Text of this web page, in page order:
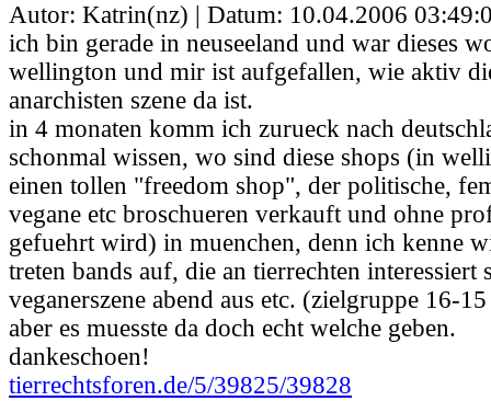
Autor: Katrin(nz) | Datum: 10.04.2006
ich bin gerade in neuseeland und war dieses
wellington und mir ist aufgefallen, wie aktiv
anarchisten szene da ist.
in 4 monaten komm ich zurueck nach
schonmal wissen, wo sind diese shops (in
einen tollen "freedom shop", der politische,
vegane etc broschueren verkauft und ohne
gefuehrt wird) in muenchen, denn ich kenne
treten bands auf, die an tierrechten interessiert
veganerszene abend aus etc. (zielgruppe 16-
aber es muesste da doch echt welche geben.
dankeschoen!
tierrechtsforen.de/5/39825/39828